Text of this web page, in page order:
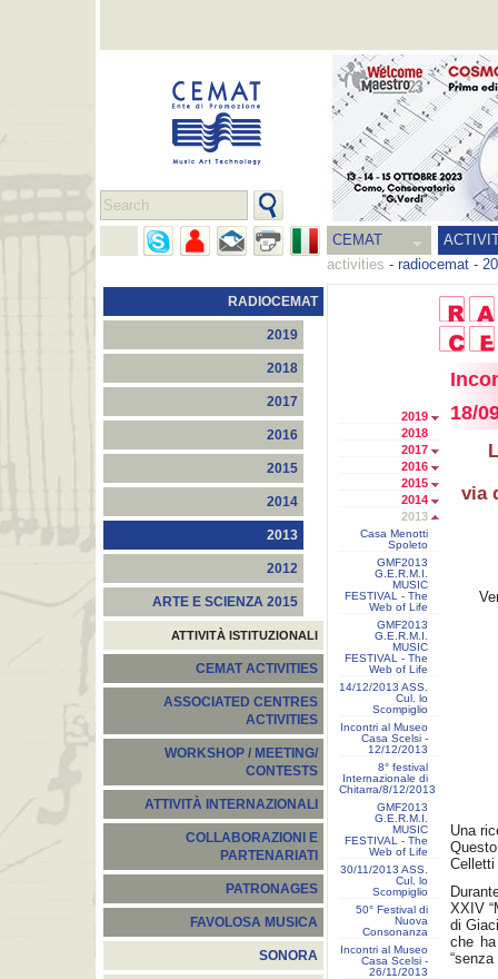
CEMAT
activities - radiocemat -
RADIOCEMAT
2019
2018
2017
2016
2015
2014
2013
2012
ARTE E SCIENZA 2015
ATTIVITÀ ISTITUZIONALI
CEMAT ACTIVITIES
ASSOCIATED CENTRES
ACTIVITIES
WORKSHOP / MEETING/
CONTESTS
ATTIVITÀ INTERNAZIONALI
COLLABORAZIONI E
PARTENARIATI
PATRONAGES
FAVOLOSA MUSICA
SONORA
2019
2018
2017
2016
2015
2014
2013
Casa Menotti
Spoleto
GMF2013
G.E.R.M.I.
MUSIC
FESTIVAL - The
Web of Life
GMF2013
G.E.R.M.I.
MUSIC
FESTIVAL - The
Web of Life
14/12/2013 ASS.
Cul. lo
Scompiglio
Incontri al Museo
Casa Scelsi -
12/12/2013
8° festival
Internazionale di
Chitarra/8/12/2013
GMF2013
G.E.R.M.I.
MUSIC
FESTIVAL - The
Web of Life
30/11/2013 ASS.
Cul. lo
Scompiglio
50° Festival di
Nuova
Consonanza
Incontri al Museo
Casa Scelsi -
26/11/2013
18/
via
Una
Celletti
XXIV
di
che ha